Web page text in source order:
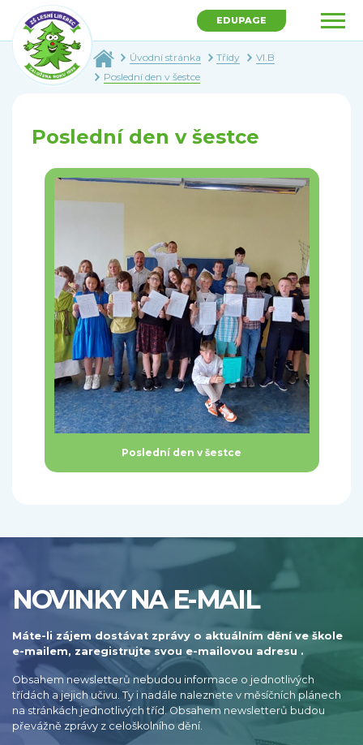
EDUPAGE
Úvodní stránka Třídy
VI.B
Poslední den v šestce
Poslední den v šestce
Poslední den v šestce
NOVINKY NA E-MAIL
Máte-li zájem dostávat zprávy o aktuálním dění ve škole
e-mailem, zaregistrujte svou e-mailovou adresu .
Obsahem newsletterů nebudou informace o jednotlivých
třídách a jejich učivu. Ty i nadále naleznete v měsíčních plánech
na stránkách jednotlivých tříd. Obsahem newsletterů budou
převážně zprávy z celoškolního dění.